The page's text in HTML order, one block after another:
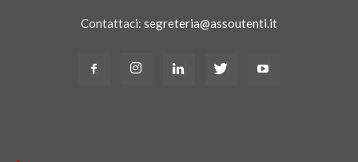
Contattaci: segreteria@assoutenti.it